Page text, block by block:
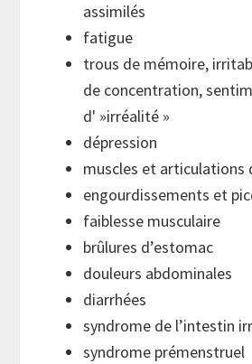
assimilés
fatigue
trous de mémoire,
de concentration,
d' »irréalité »
dépression
muscles et articulations
engourdissements et
faiblesse musculaire
brûlures d’estomac
douleurs abdominales
diarrhées
syndrome de l’intestin
syndrome prémenstruel